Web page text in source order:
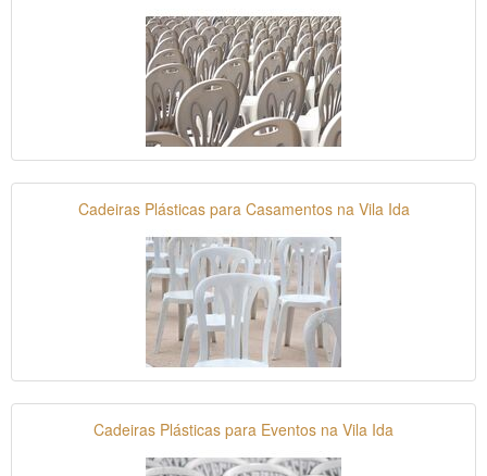
Cadeiras Plásticas para Casamentos na Vila Ida
Cadeiras Plásticas para Eventos na Vila Ida